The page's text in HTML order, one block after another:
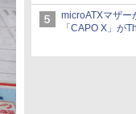
割れ [8月前半
microATXマザー
「CAPO X」が